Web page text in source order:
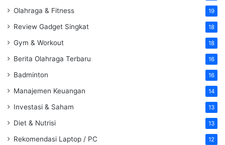
Olahraga & Fitness 19
Review Gadget Singkat 18
Gym & Workout 18
Berita Olahraga Terbaru 16
Badminton 16
Manajemen Keuangan 14
Investasi & Saham 13
Diet & Nutrisi 13
Rekomendasi Laptop / PC 12